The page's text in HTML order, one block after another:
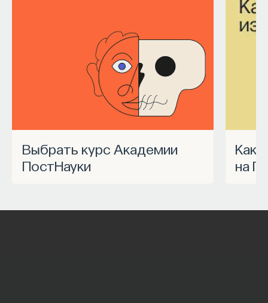
Выбрать курс Академии
ПостНауки
Как запустить спецпроект
на